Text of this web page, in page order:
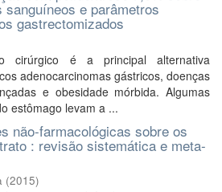
e parâmetros
gastrectomizados
cirúrgico é a principal alternativa
adenocarcinomas gástricos, doenças
e obesidade mórbida. Algumas
estômago levam a ...
não-farmacológicas sobre os
: revisão sistemática e meta-
(2015)